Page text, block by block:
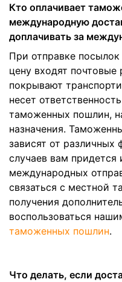
Кто оплачивает
международную
доплачивать за
При отправке
цену входят
покрывают
несет
таможенных пошлин,
назначения.
зависят от различных
случаев вам придется
международных
связаться с местной
получения
воспользоваться
таможенных пошлин.
Что делать, если